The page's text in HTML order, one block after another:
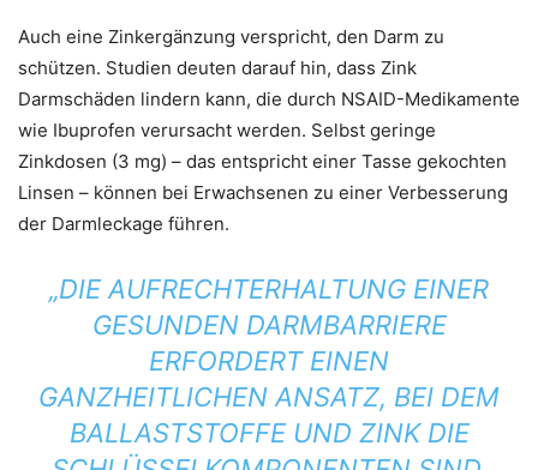
Auch eine Zinkergänzung verspricht, den Darm zu
schützen. Studien deuten darauf hin, dass Zink
Darmschäden lindern kann, die durch NSAID-Medikamente
wie Ibuprofen verursacht werden. Selbst geringe
Zinkdosen (3 mg) – das entspricht einer Tasse gekochten
Linsen – können bei Erwachsenen zu einer Verbesserung
der Darmleckage führen.
„DIE AUFRECHTERHALTUNG EINER
GESUNDEN DARMBARRIERE
ERFORDERT EINEN
GANZHEITLICHEN ANSATZ, BEI DEM
BALLASTSTOFFE UND ZINK DIE